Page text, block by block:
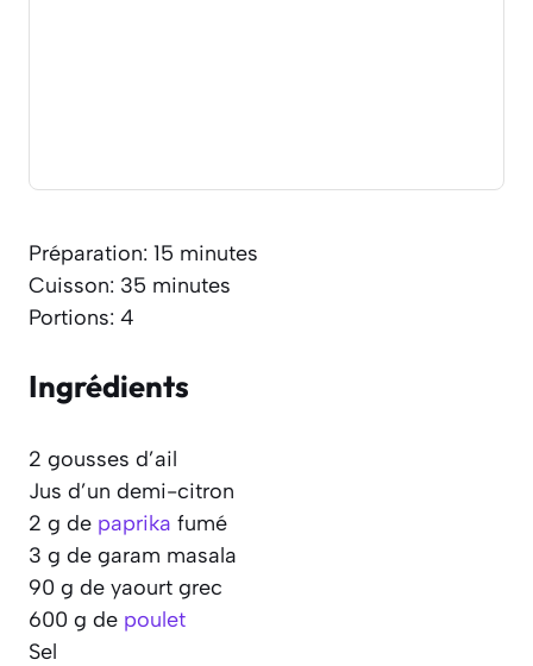
Préparation: 15 minutes
Cuisson: 35 minutes
Portions: 4
Ingrédients
2 gousses d’ail
Jus d’un demi-citron
2 g de paprika fumé
3 g de garam masala
90 g de yaourt grec
600 g de poulet
Sel